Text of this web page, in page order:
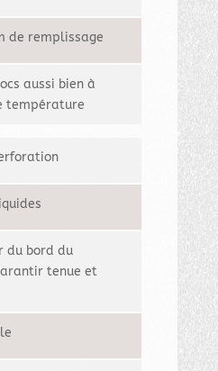
de remplissage
aussi bien à
température
du bord du
tenue et